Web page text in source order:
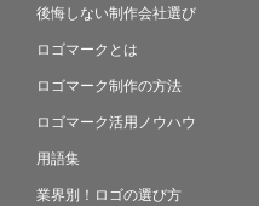
後悔しない制作会社選び
ロゴマークとは
ロゴマーク制作の方法
ロゴマーク活用ノウハウ
用語集
業界別！ロゴの選び方